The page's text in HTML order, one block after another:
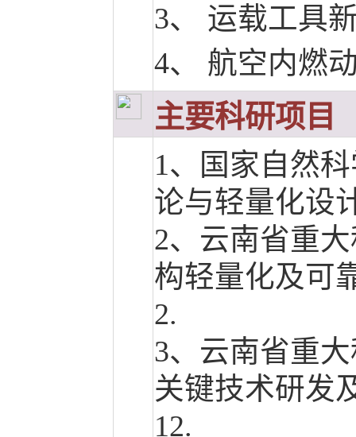
3、 运载工具
4、 航空内燃
主要科研项目
1、
国家自然
论与轻量化设
2、云南省重
构轻量化及可
2.
3、云南省重
关键技术研发
12.